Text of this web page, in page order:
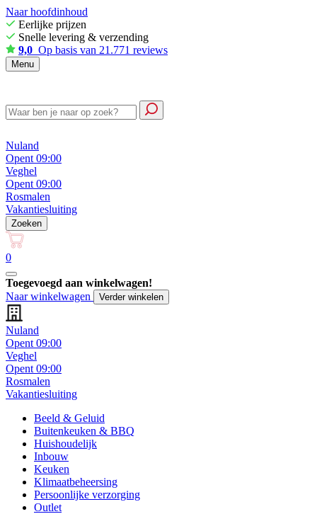
Naar hoofdinhoud
Eerlijke prijzen
Snelle levering & verzending
9,0 Op basis van 21.771 reviews
Menu
Nuland
Opent 09:00
Veghel
Opent 09:00
Rosmalen
Vakantiesluiting
Zoeken
0
Toegevoegd aan winkelwagen!
Naar winkelwagen
Verder winkelen
Nuland
Opent 09:00
Veghel
Opent 09:00
Rosmalen
Vakantiesluiting
Beeld & Geluid
Buitenkeuken & BBQ
Huishoudelijk
Inbouw
Keuken
Klimaatbeheersing
Persoonlijke verzorging
Outlet